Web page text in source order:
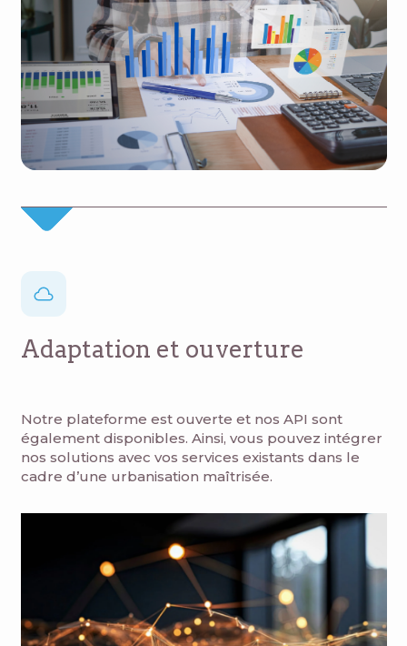
Adaptation et ouverture
Notre plateforme est ouverte et nos API sont
également disponibles. Ainsi, vous pouvez intégrer
nos solutions avec vos services existants dans le
cadre d’une urbanisation maîtrisée.​